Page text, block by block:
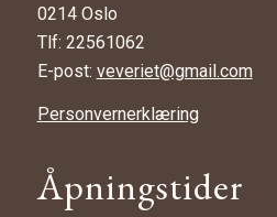
0214 Oslo
Tlf: 22561062
E-post: veveriet@gmail.com
Personvernerklæring
Åpningstider